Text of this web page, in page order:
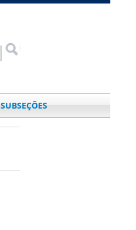
SUBSEÇÕES